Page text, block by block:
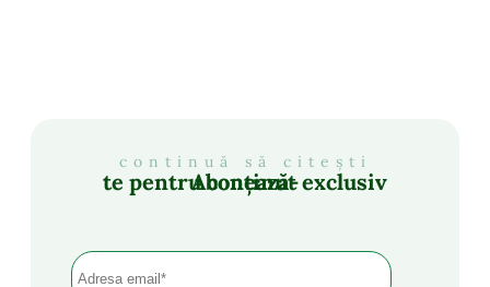
continuă să citești
Abonează-te pentru conținut exclusiv